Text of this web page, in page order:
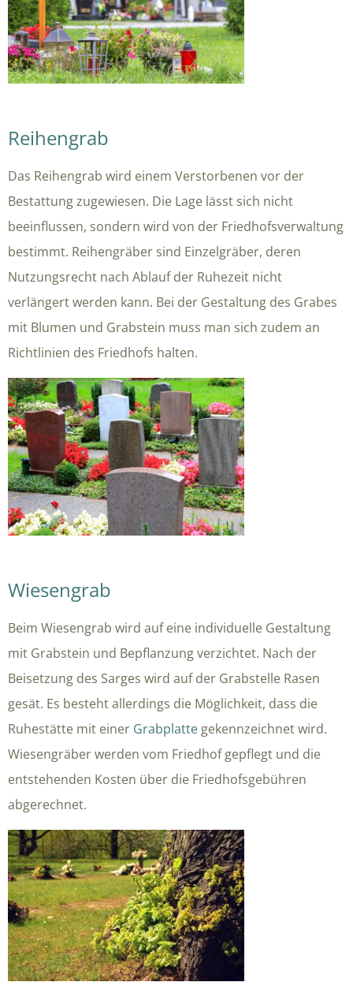
Reihengrab
Das Reihengrab wird einem Verstorbenen vor der
Bestattung zugewiesen. Die Lage lässt sich nicht
beeinflussen, sondern wird von der Friedhofsverwaltung
bestimmt. Reihengräber sind Einzelgräber, deren
Nutzungsrecht nach Ablauf der Ruhezeit nicht
verlängert werden kann. Bei der Gestaltung des Grabes
mit Blumen und Grabstein muss man sich zudem an
Richtlinien des Friedhofs halten.
Wiesengrab
Beim Wiesengrab wird auf eine individuelle Gestaltung
mit Grabstein und Bepflanzung verzichtet. Nach der
Beisetzung des Sarges wird auf der Grabstelle Rasen
gesät. Es besteht allerdings die Möglichkeit, dass die
Ruhestätte mit einer Grabplatte gekennzeichnet wird.
Wiesengräber werden vom Friedhof gepflegt und die
entstehenden Kosten über die Friedhofsgebühren
abgerechnet.